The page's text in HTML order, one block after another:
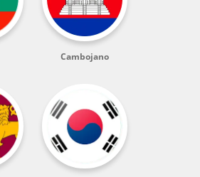
Cambojano